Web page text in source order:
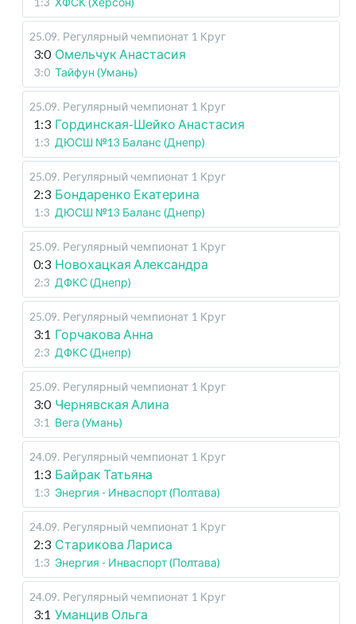
25.09. Регулярный чемпионат 1 Круг
3:0 Омельчук Анастасия
3:0 Тайфун (Умань)
25.09. Регулярный чемпионат 1 Круг
1:3 Гординская-Шейко Анастасия
1:3 ДЮСШ №13 Баланс (Днепр)
25.09. Регулярный чемпионат 1 Круг
2:3 Бондаренко Екатерина
1:3 ДЮСШ №13 Баланс (Днепр)
25.09. Регулярный чемпионат 1 Круг
0:3 Новохацкая Александра
2:3 ДФКС (Днепр)
25.09. Регулярный чемпионат 1 Круг
3:1 Горчакова Анна
2:3 ДФКС (Днепр)
25.09. Регулярный чемпионат 1 Круг
3:0 Чернявская Алина
3:1 Вега (Умань)
24.09. Регулярный чемпионат 1 Круг
1:3 Байрак Татьяна
1:3 Энергия - Инваспорт (Полтава)
24.09. Регулярный чемпионат 1 Круг
2:3 Старикова Лариса
1:3 Энергия - Инваспорт (Полтава)
24.09. Регулярный чемпионат 1 Круг
3:1 Уманцив Ольга